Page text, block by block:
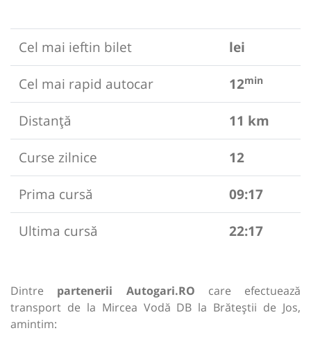
Cel mai ieftin bilet
lei
Cel mai rapid autocar
12min
Distanță
11 km
Curse zilnice
12
Prima cursă
09:17
Ultima cursă
22:17
Dintre partenerii Autogari.RO care efectuează
transport de la Mircea Vodă DB la Brăteștii de Jos,
amintim: